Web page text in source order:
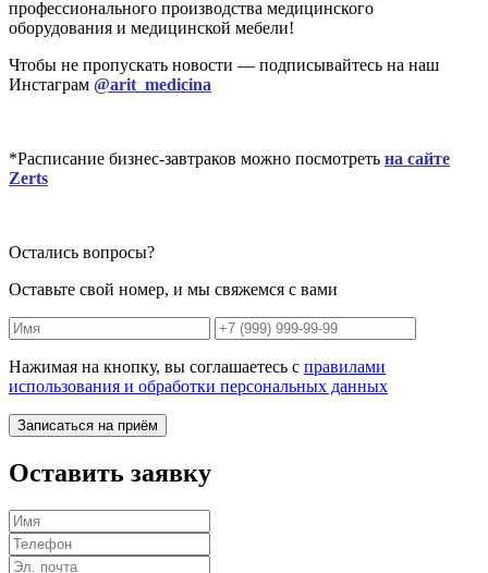
профессионального производства медицинского
оборудования и медицинской мебели!
Чтобы не пропускать новости — подписывайтесь на наш
Инстаграм @arit_medicina
*Расписание бизнес-завтраков можно посмотреть на сайте
Zerts
Остались вопросы?
Оставьте свой номер, и мы свяжемся с вами
Нажимая на кнопку, вы соглашаетесь с правилами
использования и обработки персональных данных
Записаться на приём
Оставить заявку